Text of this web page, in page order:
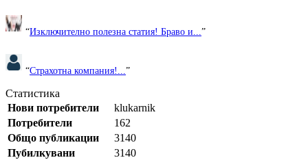
“Изключително полезна статия! Браво и... ”
“Страхотна компания!... ”
Статистика
Нови потребители
klukarnik
Потребители
162
Общо публикации
3140
Пубилкувани
3140